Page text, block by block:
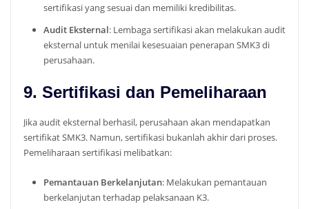
sertifikasi yang sesuai dan memiliki kredibilitas.
Audit Eksternal: Lembaga sertifikasi akan melakukan audit
eksternal untuk menilai kesesuaian penerapan SMK3 di
perusahaan.
9. Sertifikasi dan Pemeliharaan
Jika audit eksternal berhasil, perusahaan akan mendapatkan
sertifikat SMK3. Namun, sertifikasi bukanlah akhir dari proses.
Pemeliharaan sertifikasi melibatkan:
Pemantauan Berkelanjutan: Melakukan pemantauan
berkelanjutan terhadap pelaksanaan K3.